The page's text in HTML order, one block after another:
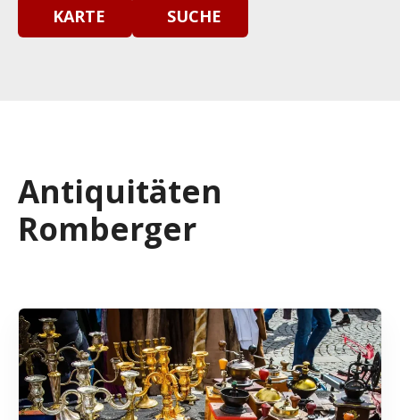
KARTE SUCHE
Antiquitäten
Romberger